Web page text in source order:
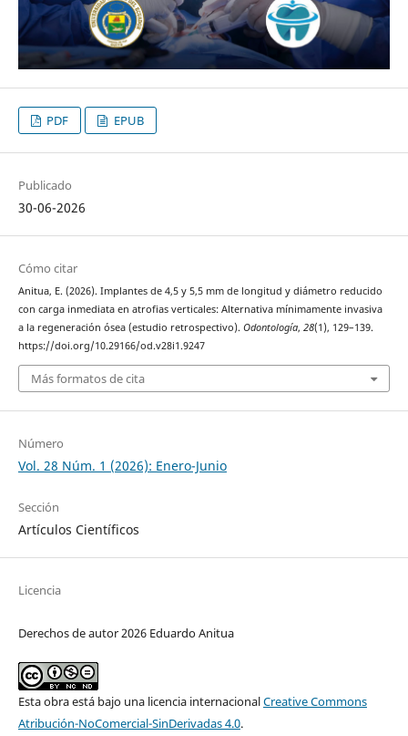
PDF EPUB
Publicado
30-06-2026
Cómo citar
Anitua, E. (2026). Implantes de 4,5 y 5,5 mm de longitud y diámetro reducido
con carga inmediata en atrofias verticales: Alternativa mínimamente invasiva
a la regeneración ósea (estudio retrospectivo). Odontología, 28(1), 129–139.
https://doi.org/10.29166/od.v28i1.9247
Más formatos de cita
Número
Vol. 28 Núm. 1 (2026): Enero-Junio
Sección
Artículos Científicos
Licencia
Derechos de autor 2026 Eduardo Anitua
Esta obra está bajo una licencia internacionalCreative Commons
Atribución-NoComercial-SinDerivadas 4.0.